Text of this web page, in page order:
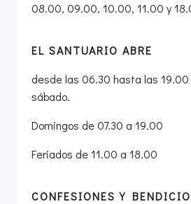
08.00, 09.00, 10.00, 11.00 y
EL SANTUARIO ABRE
desde las 06.30 hasta las 19.00
sábado.
Domingos de 07.30 a 19.00
Feriados de 11.00 a 18.00
CONFESIONES Y